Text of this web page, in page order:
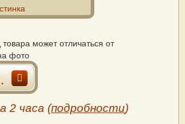
может отличаться от
фото
2 часа (подробности)